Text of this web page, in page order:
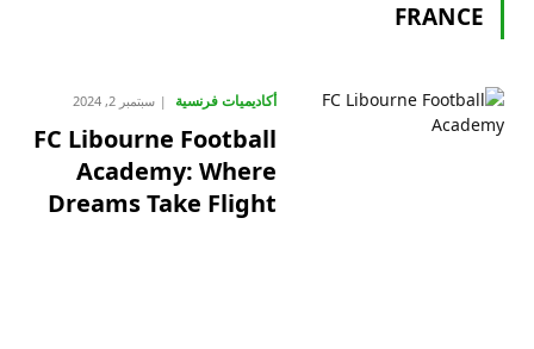
FRANCE
أكاديميات فرنسية سبتمبر 2, 2024
FC Libourne Football
Academy: Where
Dreams Take Flight